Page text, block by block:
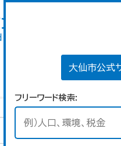
大仙市公式
フリーワード検索